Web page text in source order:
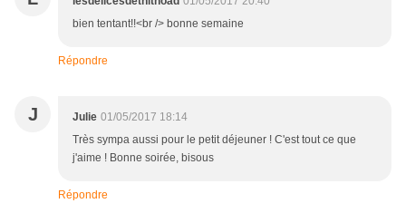
bien tentant!!<br /> bonne semaine
Répondre
J Julie 01/05/2017 18:14
Très sympa aussi pour le petit déjeuner ! C'est tout ce que
j'aime ! Bonne soirée, bisous
Répondre